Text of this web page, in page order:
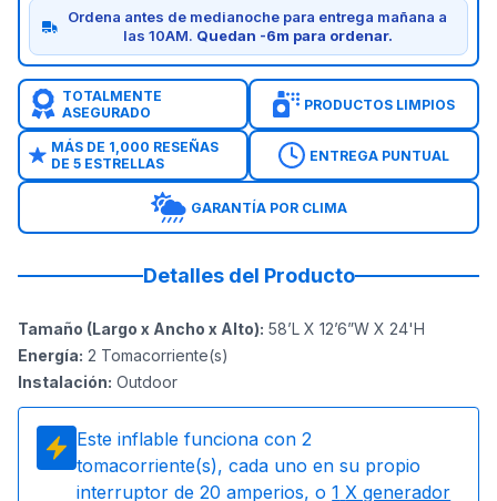
Ordena antes de medianoche para entrega mañana a
las 10AM. Quedan -6m para ordenar.
TOTALMENTE
ASEGURADO
PRODUCTOS LIMPIOS
MÁS DE 1,000 RESEÑAS
DE 5 ESTRELLAS
ENTREGA PUNTUAL
GARANTÍA POR CLIMA
Detalles del Producto
Tamaño (Largo x Ancho x Alto): 58’L X 12’6”W X 24'H
Energía: 2 Tomacorriente(s)
Instalación: Outdoor
Este inflable funciona con 2
tomacorriente(s), cada uno en su propio
interruptor de 20 amperios, o 1 X generador